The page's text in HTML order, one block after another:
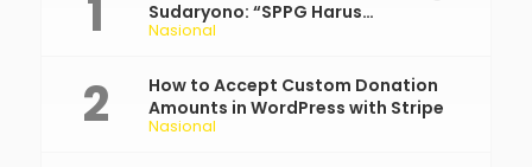
Nasional
Sudaryono: “SPPG Harus
Bertanggung Jawab!”
Nasional
How to Accept Custom Donation
Amounts in WordPress with Stripe